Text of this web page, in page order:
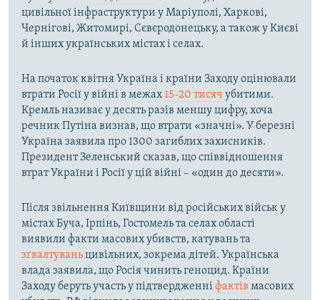
цивільної інфраструктури у Маріуполі, Харкові,
Чернігові, Житомирі, Сєвєродонецьку, а також у Києві
й інших українських містах і селах.
На початок квітня Україна і країни Заходу оцінювали
втрати Росії у війні в межах 15-20 тисяч убитими.
Кремль називає у десять разів меншу цифру, хоча
речник Путіна визнав, що втрати «значні». У березні
Україна заявила про 1300 загиблих захисників.
Президент Зеленський сказав, що співвідношення
втрат України і Росії у цій війні – «один до десяти».
Після звільнення Київщини від російських військ у
містах Буча, Ірпінь, Гостомель та селах області
виявили факти масових убивств, катувань та
зґвалтуваньцивільних, зокрема дітей. Українська
влада заявила, що Росія чинить геноцид. Країни
Заходу беруть участь у підтвердженні фактів масових